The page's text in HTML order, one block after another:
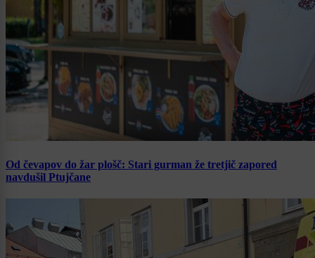
Od čevapov do žar plošč: Stari gurman že tretjič zapored
navdušil Ptujčane